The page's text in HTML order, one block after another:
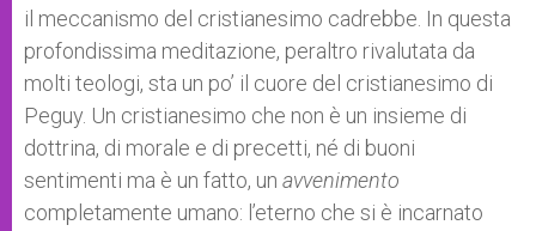
il meccanismo del cristianesimo cadrebbe. In questa
profondissima meditazione, peraltro rivalutata da
molti teologi, sta un po’ il cuore del cristianesimo di
Peguy. Un cristianesimo che non è un insieme di
dottrina, di morale e di precetti, né di buoni
sentimenti ma è un fatto, un avvenimento
completamente umano: l’eterno che si è incarnato